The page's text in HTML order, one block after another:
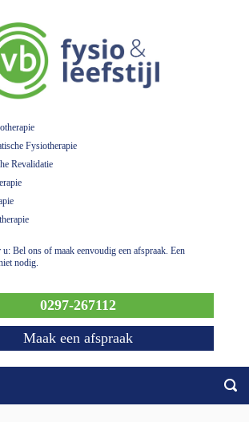
Fysiotherapie
Revalidatie
Bel ons of maak eenvoudig een afspraak. Een
nodig.
0297-267112
Maak een afspraak